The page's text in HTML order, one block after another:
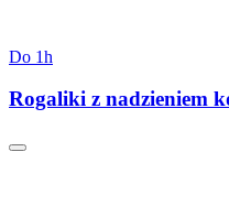
Do 1h
Rogaliki z nadzieniem